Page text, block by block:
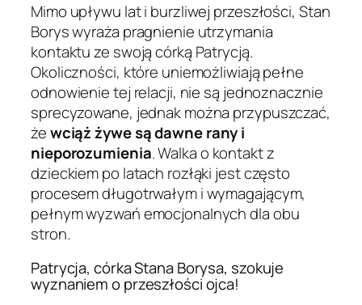
Mimo upływu lat i burzliwej przeszłości, Stan
Borys wyraża pragnienie utrzymania
kontaktu ze swoją córką Patrycją.
Okoliczności, które uniemożliwiają pełne
odnowienie tej relacji, nie są jednoznacznie
sprecyzowane, jednak można przypuszczać,
żewciąż żywe są dawne rany i
nieporozumienia. Walka o kontakt z
dzieckiem po latach rozłąki jest często
procesem długotrwałym i wymagającym,
pełnym wyzwań emocjonalnych dla obu
stron.
Patrycja, córka Stana Borysa, szokuje
wyznaniem o przeszłości ojca!